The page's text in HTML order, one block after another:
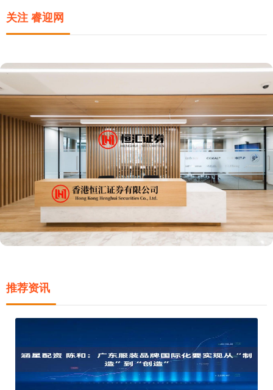
关注 睿迎网
推荐资讯